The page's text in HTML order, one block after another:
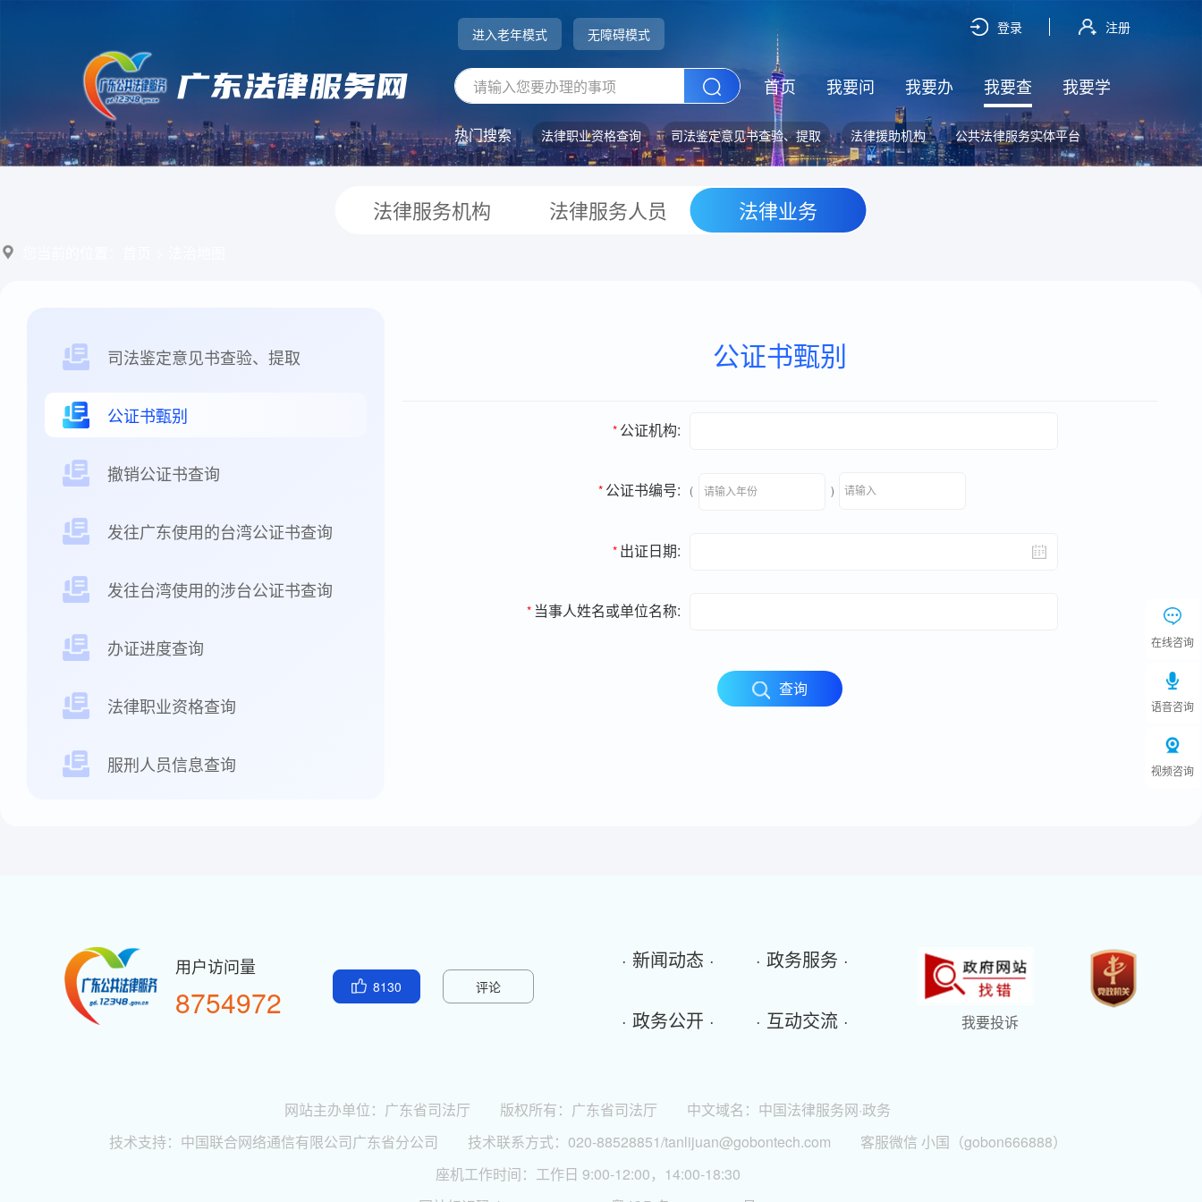
进入老年模式 无障碍模式 登录 注册
热门搜索 法律职业资格查询 司法鉴定意见书查验、提取 法律援助机构 公共法律服务实体平台
首页 我要问 我要办 我要查 我要学
在线咨询
语音咨询
视频咨询
法律服务机构 法律服务人员 法律业务
司法鉴定意见书查验、提取
公证书甄别
撤销公证书查询
发往广东使用的台湾公证书查询
发往台湾使用的涉台公证书查询
办证进度查询
法律职业资格查询
服刑人员信息查询
公证书甄别
* 公证机构:
* 公证书编号: ( )
* 出证日期:
* 当事人姓名或单位名称:
查询
8754972 8130 评论
· 新闻动态 · · 政务服务 ·
· 政务公开 · · 互动交流 · 我要投诉
网站主办单位： 广东省司法厅 版权所有： 广东省司法厅
中文域名：中国法律服务网·政务
技术支持：中国联合网络通信有限公司广东省分公司
技术联系方式：020-88528851/tanlijuan@gobontech.com
客服微信 小国（gobon666888）
座机工作时间：工作日 9:00-12:00，14:00-18:30